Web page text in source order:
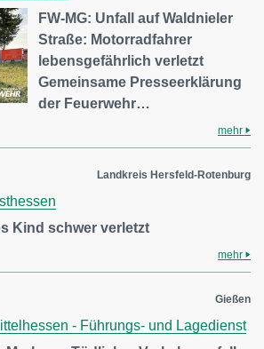
FW-MG: Unfall auf Waldnieler
Straße: Motorradfahrer
lebensgefährlich verletzt
Gemeinsame Presseerklärung
der Feuerwehr…
mehr
Landkreis Hersfeld-Rotenburg
Kind schwer verletzt
mehr
Gießen
- Führungs- und Lagedienst